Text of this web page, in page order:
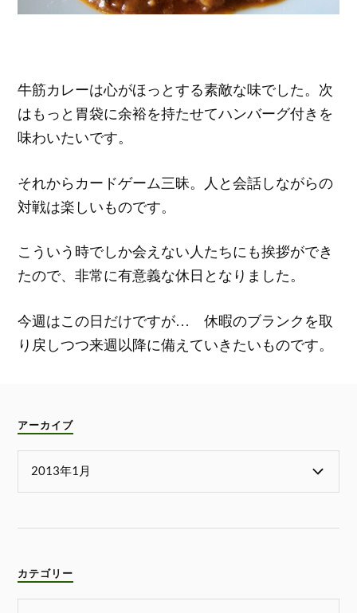
牛筋カレーは心がほっとする素敵な味でした。次
はもっと胃袋に余裕を持たせてハンバーグ付きを
味わいたいです。
それからカードゲーム三昧。人と会話しながらの
対戦は楽しいものです。
こういう時でしか会えない人たちにも挨拶ができ
たので、非常に有意義な休日となりました。
今週はこの日だけですが… 休暇のブランクを取
り戻しつつ来週以降に備えていきたいものです。
アーカイブ
カテゴリー